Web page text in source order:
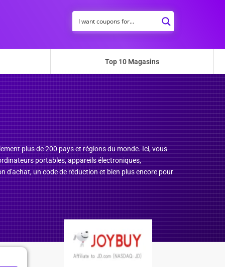
Top 10 Magasins
plus de 200 pays et régions du monde. Ici, vous
portables, appareils électroniques,
d'achat, un code de réduction et bien plus encore pour